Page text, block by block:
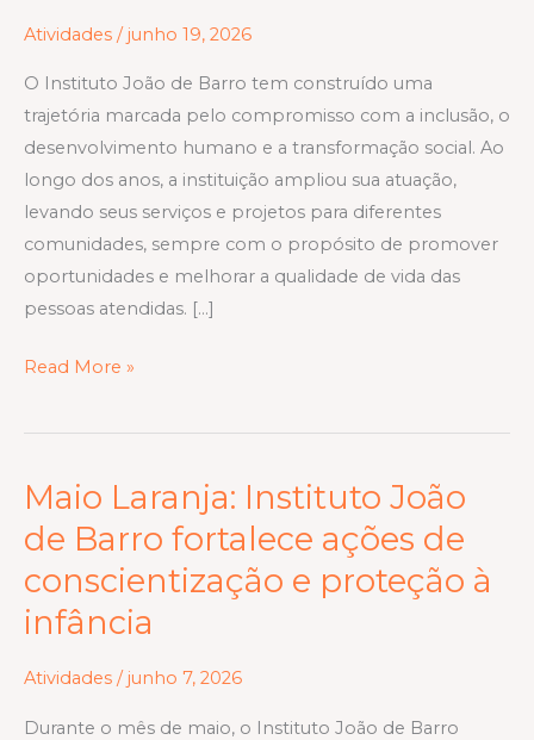
Atividades / junho 19, 2026
O Instituto João de Barro tem construído uma
trajetória marcada pelo compromisso com a inclusão, o
desenvolvimento humano e a transformação social. Ao
longo dos anos, a instituição ampliou sua atuação,
levando seus serviços e projetos para diferentes
comunidades, sempre com o propósito de promover
oportunidades e melhorar a qualidade de vida das
pessoas atendidas. […]
em
Diferentes
Regiões
Read More »
Maio Laranja: Instituto João
de Barro fortalece ações de
conscientização e proteção à
infância
Atividades / junho 7, 2026
Durante o mês de maio, o Instituto João de Barro
Maio
Laranja:
Instituto
João
de
fortalece
ações